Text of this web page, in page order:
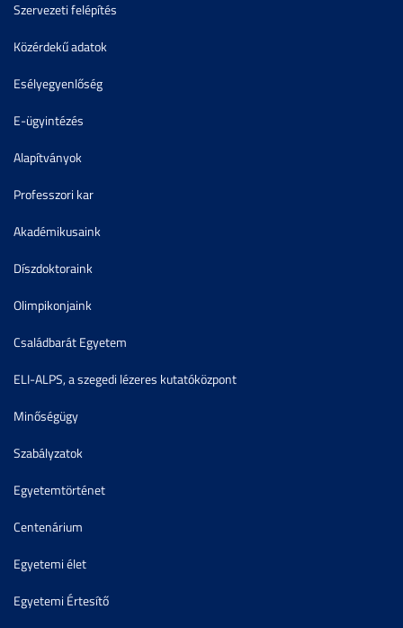
Szervezeti felépítés
Közérdekű adatok
Esélyegyenlőség
E-ügyintézés
Alapítványok
Professzori kar
Akadémikusaink
Díszdoktoraink
Olimpikonjaink
Családbarát Egyetem
ELI-ALPS, a szegedi lézeres kutatóközpont
Minőségügy
Szabályzatok
Egyetemtörténet
Centenárium
Egyetemi élet
Egyetemi Értesítő